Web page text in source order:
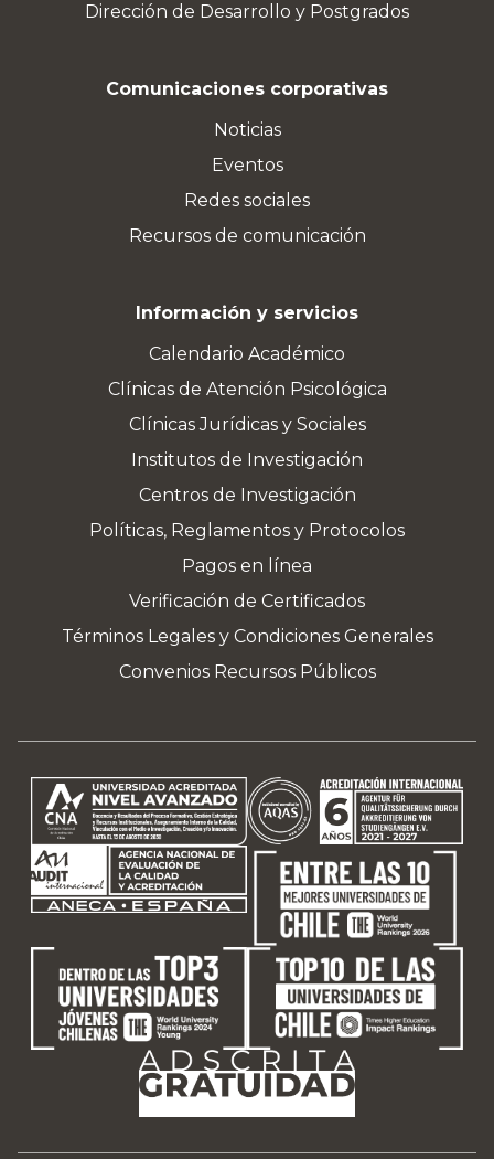
Dirección de Desarrollo y Postgrados
Comunicaciones corporativas
Noticias
Eventos
Redes sociales
Recursos de comunicación
Información y servicios
Calendario Académico
Clínicas de Atención Psicológica
Clínicas Jurídicas y Sociales
Institutos de Investigación
Centros de Investigación
Políticas, Reglamentos y Protocolos
Pagos en línea
Verificación de Certificados
Términos Legales y Condiciones Generales
Convenios Recursos Públicos